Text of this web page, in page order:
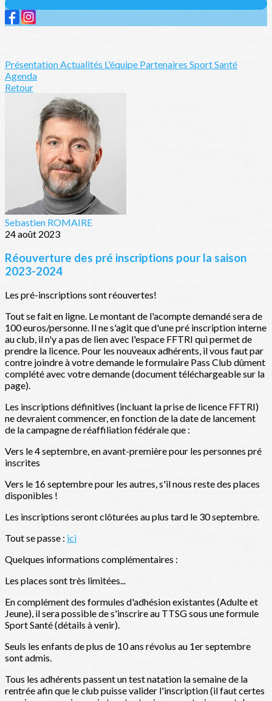
PrésentationActualités L'équipe Partenaires Sport Santé
Agenda
Retour
Sebastien ROMAIRE
24 août 2023
Réouverture des pré inscriptions pour la saison
2023-2024
Les pré-inscriptions sont réouvertes!
Tout se fait en ligne. Le montant de l'acompte demandé sera de
100 euros/personne. Il ne s'agit que d'une pré inscription interne
au club, il n'y a pas de lien avec l'espace FFTRI qui permet de
prendre la licence. Pour les nouveaux adhérents, il vous faut par
contre joindre à votre demande le formulaire Pass Club dûment
complété avec votre demande (document téléchargeable sur la
page).
Les inscriptions définitives (incluant la prise de licence FFTRI)
ne devraient commencer, en fonction de la date de lancement
de la campagne de réaffiliation fédérale que :
Vers le 4 septembre, en avant-première pour les personnes pré
inscrites
Vers le 16 septembre pour les autres, s'il nous reste des places
disponibles !
Les inscriptions seront clôturées au plus tard le 30 septembre.
Tout se passe : ici
Quelques informations complémentaires :
Les places sont très limitées...
En complément des formules d'adhésion existantes (Adulte et
Jeune), il sera possible de s'inscrire au TTSG sous une formule
Sport Santé (détails à venir).
Seuls les enfants de plus de 10 ans révolus au 1er septembre
sont admis.
Tous les adhérents passent un test natation la semaine de la
rentrée afin que le club puisse valider l'inscription (il faut certes